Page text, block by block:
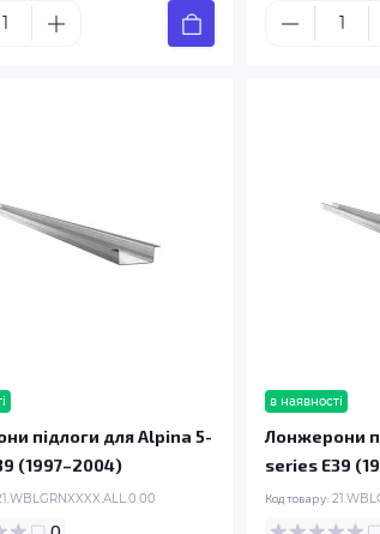
підлоги для Alpina 5-
(1997–2004)
в наявності
Лонжерони
series E39
Код товару: